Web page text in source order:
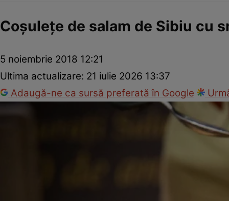
Coşuleţe de salam de Sibiu cu
5 noiembrie 2018 12:21
Ultima actualizare: 21 iulie 2026 13:37
Adaugă-ne ca sursă preferată în Google